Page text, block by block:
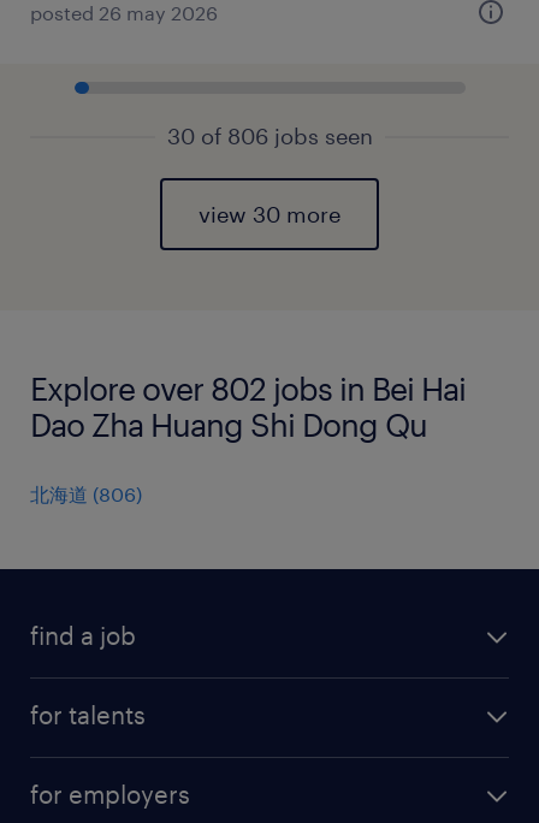
posted 26 may 2026
30 of 806 jobs seen
view 30 more
Explore over 802 jobs in Bei Hai
Dao Zha Huang Shi Dong Qu
北海道 (806)
find a job
for talents
professional career
for employers